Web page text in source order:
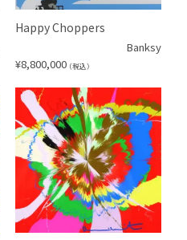
Happy Choppers
Banksy
¥8,800,000 （税込）